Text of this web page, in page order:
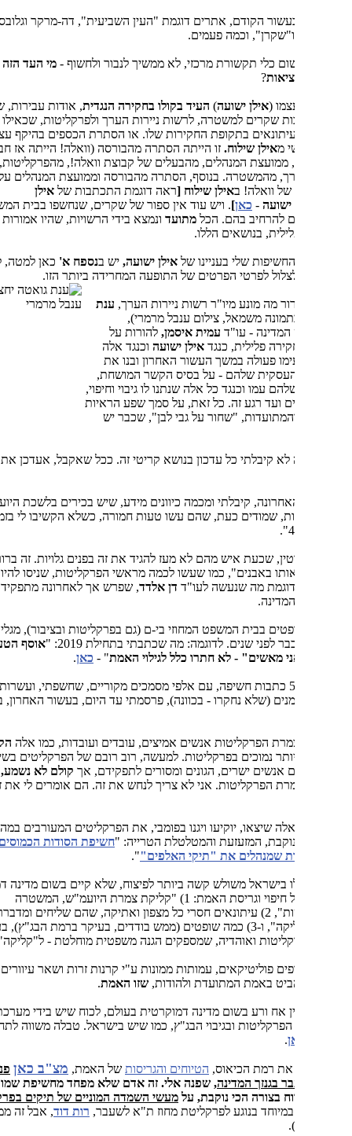
הקודם, אתרים דוגמת "העין השביעית", דה-מרקר וגלובס, כינו אותו
וכמה פעמים.
כלי תקשורת מרכזי, לא ממשיך לנבור ולחשוף -מי העד הזה אילן
אילן ישועה )העיד בקולו בחקירה הנגדית, אודות עבירות, שהוא עצמו
שקרים למשטרה, לרשות ניירות הערך ולפרקליטות, שכאילו הוא לא
בתקופת החקירות שלו. או הסתרת הכספים בהיקף עצום שקיבל
שילוח.זו הייתה הסתרה מהבורסה (וואלה! הייתה אז חברה
ממועצת המנהלים, מהבעלים של קבוצת וואלה!, מהפרקליטות, מרשות
מהמשטרה. בנוסף, הסתרה מהבורסה וממועצת המנהלים על התלות
אילן שילוח [ראה דוגמת התכתבות שלאילן
]. ויש עוד אין ספור של שקרים, שנחשפו בבית המשפט, ולא
להרחיב בהם. הכלמתועד ונמצא בידי הרשויות, שהיו אמורות לפתוח
בנושאים הללו.
שלי בעניינו שלאילן ישועה, יש ב נספח א'כאן למטה, למי
לצלול לפרטי הפרטים של התופעה המחרידה ביותר הזו.
מה מונע מיו"ר רשות ניירות הערך,ענת
משמאל, צילום ענבל מרמרי),
המדינה - עו"דעמית איסמן,להורות על
פלילית, כנגדאילן ישועהוכנגד אלה
פעולה במשך העשור האחרון ובנו את
שלהם - על בסיס הקשר המושחת,
עמו וכנגד כל אלה שנתנו לו גיבוי וחיפוי,
ועד רגע זה. כל זאת, על סמך שפע הראיות
"שחור על גבי לבן", שכבר יש
לא קיבלתי כל עדכון בנושא קריטי זה. ככל שאקבל, אעדכן את הקוראים
קיבלתי ומכמה כיוונים מידע, שיש בכירים בלשכת היועמ"ש
שמודים כעת, שהם עשו טעות חמורה, כשלא הקשיבו לי בזמן, בעניין
שכעת איש מהם לא מעז להגיד את זה בפנים גלויות. זה ברור כשמש,
באבנים", כמו שעשו לכמה מראשי הפרקליטות, שניסו להיו אמיצים
מה שנעשה לעו"דדן אלדד, שפרש אך לאחרונה מתפקידו כמשנה
בבית המשפט המחוזי בי-ם (גם בפרקליטות ובציבור), מגלים את מה
לפני שנים. לדוגמה: מה שכתבתי בתחילת 2019: "
אוסף הטעויות בתיק
" -כאן.
מעל ל-500 כתבות חשיפה, עם אלפי מסמכים מקוריים, שחשפתי, ועשרות רבות של
(שלא נחקרו - בכוונה), פרסמתי עד היום, בעשור האחרון, בנושא
הפרקליטות אנשים אמיצים, עובדים ועובדות, כמו אלההקיימים
נמוכים בפרקליטות. למעשה, רוב רובם של הפרקליטים בשירות
אנשים ישרים, הגונים ומסורים לתפקידם, אךקולם לא נשמע,עקב
הפרקליטות. אני לא צריך לנחש את זה. הם אומרים לי את זה
שיצאו, יוקיעו ויגנו בפומבי, את הפרקליטים המעורבים במה שחשפתי
המזעזעת והמטלטלת הטרייה: "חשיפת הסודות הכמוסים של ראשי
שמנהלים את "תיקי האלפים"".
בישראל משולש קשה ביותר לפיצוח, שלא קיים בשום מדינה דמוקרטית
בעולם, של חיפוי וגריסת האמת: 1) "קליקת צמרת היועמ"ש, המשטרה
והפרקליטות", 2) עיתונאים חסרי כל מצפון ואתיקה, שהם שליחים ומדבררים של
אותה "קליקה", ו-3) כמה שופטים (ממש בודדים, בעיקר ברמת הבג"ץ), בעיקר מקרב
ואוהדיה, שמספקים הגנה משפטית מוחלטת - ל"קליקה" הזו.
פוליטיקאים, עמותות ממונות ע"י קרנות זרות ושאר עיוורים, שלא
באמת המתועדת ולהודות,שזו האמת.
אח ורע בשום מדינה דמוקרטית בעולם, לכוח שיש בידי מערכת
ובגיבוי הבג"ץ, כמו שיש בישראל. טבלה משווה לתחום
את רמת הכיאוס,הטיוחים והגריסותשל האמת,מצ"ב כאן פניה של
בגנזך המדינה,שפנה אלי. זה אדם שלא מפחד מחשיפת שמו - ישראל
בצורה הכי נוקבת, על מעשי השמדה המוניים של תיקים בפרקליטות (זה
בנוגע לפרקליטת מחוז ת"א לשעבר,רות דוד, אבל זה ממשיך בקצב